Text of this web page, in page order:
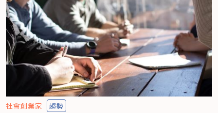
社會創業家 趨勢